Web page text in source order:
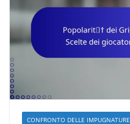
CONFRONTO DELLE IMPUGNATURE